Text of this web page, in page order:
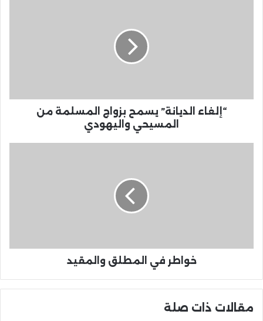
“إلغاء الديانة” يسمح بزواج المسلمة من
المسيحي واليهودي
خواطر في المطلق والمقيد
مقالات ذات صلة